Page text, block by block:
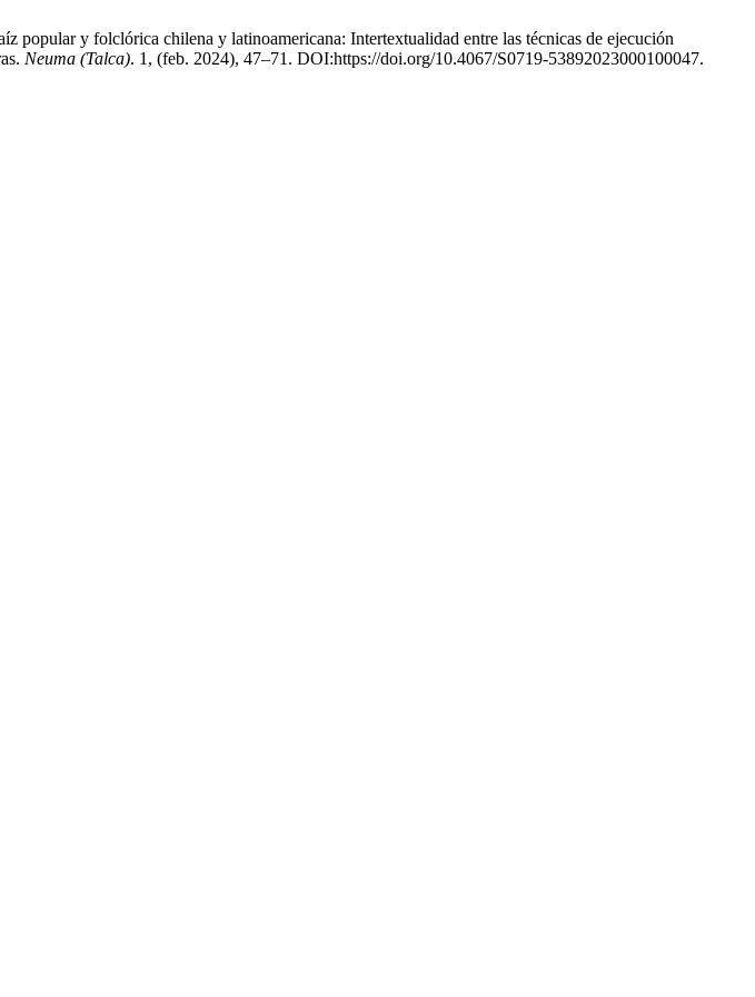
popular y folclórica chilena y latinoamericana: Intertextualidad entre las técnicas de ejecución
Neuma (Talca). 1, (feb. 2024), 47–71. DOI:https://doi.org/10.4067/S0719-53892023000100047.